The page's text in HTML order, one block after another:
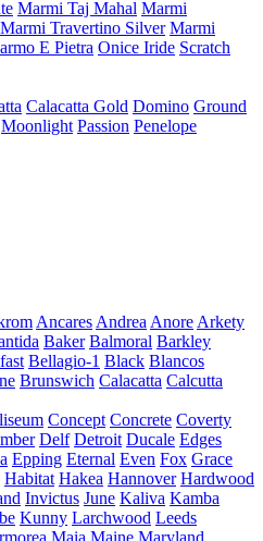
Marmi Taj Mahal Marmi
Marmi Travertino Silver Marmi
E Pietra Onice Iride Scratch
Calacatta Gold Domino Ground
Moonlight Passion Penelope
Ancares Andrea Anore Arkety
Baker Balmoral Barkley
Bellagio-1 Black Blancos
Brunswich Calacatta Calcutta
Concept Concrete Coverty
Delf Detroit Ducale Edges
Epping Eternal Even Fox Grace
Habitat Hakea Hannover Hardwood
Invictus June Kaliva Kamba
Kunny Larchwood Leeds